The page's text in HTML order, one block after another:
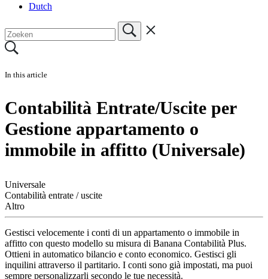
Dutch
In this article
Contabilità Entrate/Uscite per
Gestione appartamento o
immobile in affitto (Universale)
Universale
Contabilità entrate / uscite
Altro
Gestisci velocemente i conti di un appartamento o immobile in
affitto con questo modello su misura di Banana Contabilità Plus.
Ottieni in automatico bilancio e conto economico. Gestisci gli
inquilini attraverso il partitario. I conti sono già impostati, ma puoi
sempre personalizzarli secondo le tue necessità.